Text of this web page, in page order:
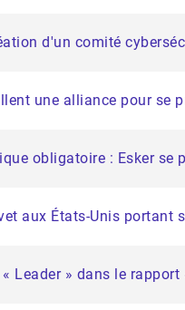
d'un comité
une alliance pour se
obligatoire : Esker se
aux États-Unis portant
Leader » dans le